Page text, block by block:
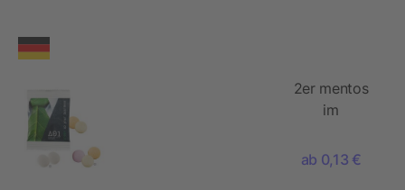
2er mentos
im
ab 0,13 €